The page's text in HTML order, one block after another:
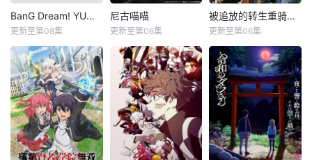
BanG Dream! YUME∞MITA
更新至第08集
尼古喵喵
更新至第06集
被追放的转生重骑士用游戏知识开无双
更新至第06集